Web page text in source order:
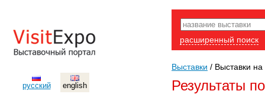
русский english
расширенный поиск
Выставки / Выставки
Результаты